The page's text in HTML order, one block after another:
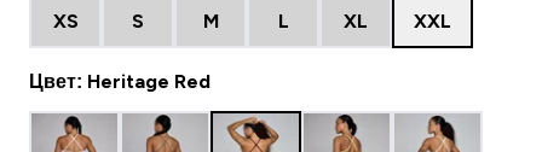
XS S M L XL XXL
Цвет: Heritage Red